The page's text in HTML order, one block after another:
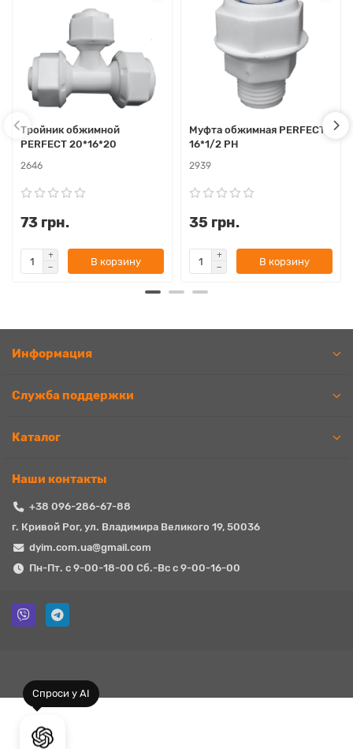
Тройник обжимной
PERFEСT 20*16*20
2646
73 грн.
В корзину
Муфта обжимная PERFEСT
16*1/2 РН
2939
35 грн.
В корзину
Спроси у AI
Информация
Служба поддержки
Каталог
Наши контакты
+38 096-286-67-88
г. Кривой Рог, ул. Владимира Великого 19, 50036
dyim.com.ua@gmail.com
Пн-Пт. с 9-00-18-00 Сб.-Вс с 9-00-16-00